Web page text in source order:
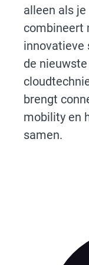
alleen als je
combineert
innovatieve
de nieuwste
brengt
mobility en
samen.